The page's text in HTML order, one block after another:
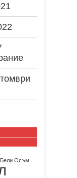
Бели Осъм